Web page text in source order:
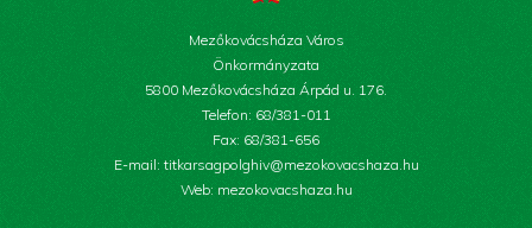
Mezőkovácsháza Város
Önkormányzata
5800 Mezőkovácsháza Árpád u. 176.
Telefon: 68/381-011
Fax: 68/381-656
E-mail: titkarsagpolghiv@mezokovacshaza.hu
Web: mezokovacshaza.hu